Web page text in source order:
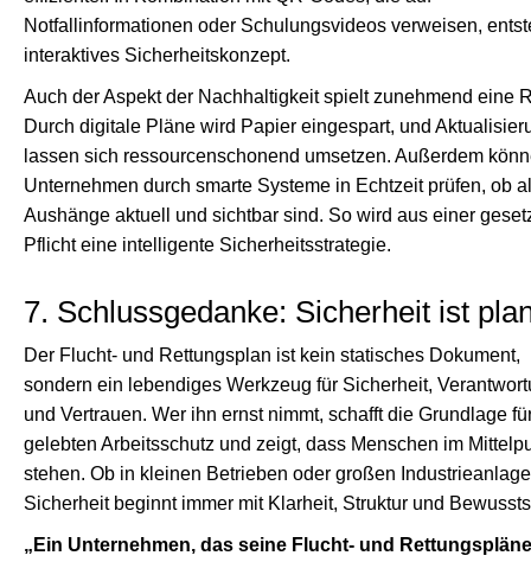
Notfallinformationen oder Schulungsvideos verweisen,
interaktives Sicherheitskonzept.
Auch der Aspekt der Nachhaltigkeit spielt zunehmend eine
Durch digitale Pläne wird Papier eingespart, und
lassen sich ressourcenschonend umsetzen. Außerdem
Unternehmen durch smarte Systeme in Echtzeit prüfen, ob
Aushänge aktuell und sichtbar sind. So wird aus einer
Pflicht eine intelligente Sicherheitsstrategie.
7. Schlussgedanke: Sicherheit ist
Der Flucht- und Rettungsplan ist kein statisches Dokument,
sondern ein lebendiges Werkzeug für Sicherheit,
und Vertrauen. Wer ihn ernst nimmt, schafft die Grundlage
gelebten Arbeitsschutz und zeigt, dass Menschen im
stehen. Ob in kleinen Betrieben oder großen
Sicherheit beginnt immer mit Klarheit, Struktur und
„Ein Unternehmen, das seine Flucht- und